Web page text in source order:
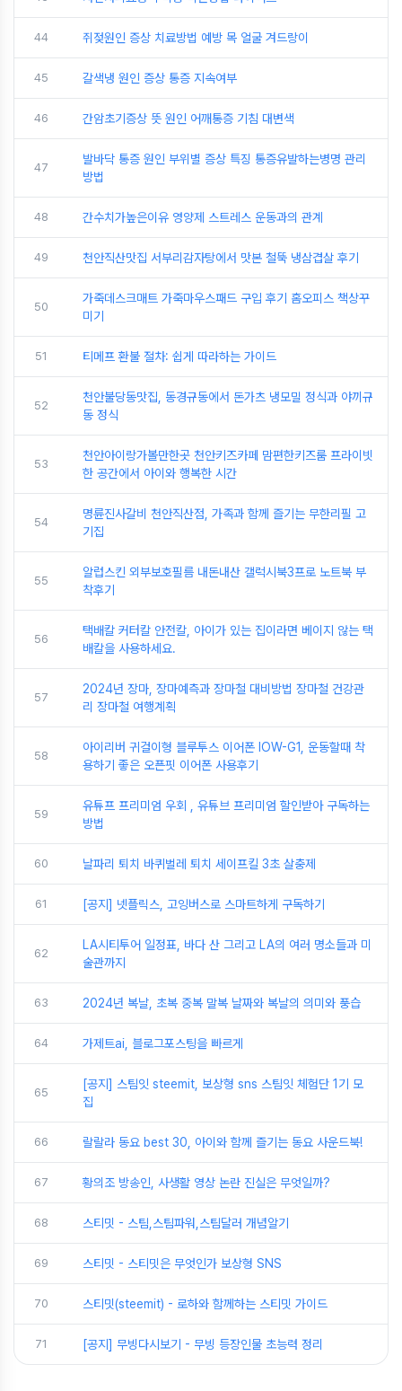
44 쥐젖원인 증상 치료방법 예방 목 얼굴 겨드랑이
45 갈색냉 원인 증상 통증 지속여부
46 간암초기증상 뜻 원인 어깨통증 기침 대변색
47
발바닥 통증 원인 부위별 증상 특징 통증유발하는병명 관리
방법
48 간수치가높은이유 영양제 스트레스 운동과의 관계
49 천안직산맛집 서부리감자탕에서 맛본 철뚝 냉삼겹살 후기
50
가죽데스크매트 가죽마우스패드 구입 후기 홈오피스 책상꾸
미기
51 티메프 환불 절차: 쉽게 따라하는 가이드
52
천안불당동맛집, 동경규동에서 돈가츠 냉모밀 정식과 야끼규
동 정식
53
천안아이랑가볼만한곳 천안키즈카페 맘편한키즈룸 프라이빗
한 공간에서 아이와 행복한 시간
54
명륜진사갈비 천안직산점, 가족과 함께 즐기는 무한리필 고
기집
55
알럽스킨 외부보호필름 내돈내산 갤럭시북3프로 노트북 부
착후기
56
택배칼 커터칼 안전칼, 아이가 있는 집이라면 베이지 않는 택
배칼을 사용하세요.
57
2024년 장마, 장마예측과 장마철 대비방법 장마철 건강관
리 장마철 여행계획
58
아이리버 귀걸이형 블루투스 이어폰 IOW-G1, 운동할때 착
용하기 좋은 오픈핏 이어폰 사용후기
59
유튜프 프리미엄 우회 , 유튜브 프리미엄 할인받아 구독하는
방법
60 날파리 퇴치 바퀴벌레 퇴치 세이프킬 3초 살충제
61 [공지] 넷플릭스, 고잉버스로 스마트하게 구독하기
62
LA시티투어 일정표, 바다 산 그리고 LA의 여러 명소들과 미
술관까지
63 2024년 복날, 초복 중복 말복 날짜와 복날의 의미와 풍습
64 가제트ai, 블로그포스팅을 빠르게
65
[공지] 스팀잇 steemit, 보상형 sns 스팀잇 체험단 1기 모
집
66 랄랄라 동요 best 30, 아이와 함께 즐기는 동요 사운드북!
67 황의조 방송인, 사생활 영상 논란 진실은 무엇일까?
68 스티밋 - 스팀,스팀파워,스팀달러 개념알기
69 스티밋 - 스티밋은 무엇인가 보상형 SNS
70 스티밋(steemit) - 로하와 함께하는 스티밋 가이드
71 [공지] 무빙다시보기 - 무빙 등장인물 초능력 정리